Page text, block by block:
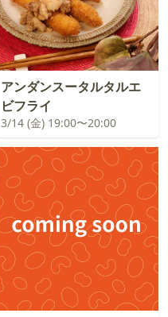
アンダンスータルタルエ
ビフライ
3/14 (金) 19:00〜20:00